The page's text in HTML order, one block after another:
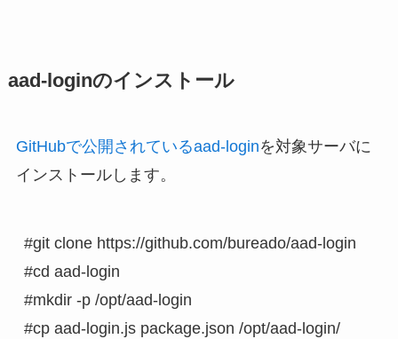
aad-loginのインストール
GitHubで公開されているaad-loginを対象サーバに
インストールします。
#git clone https://github.com/bureado/aad-login
#cd aad-login
#mkdir -p /opt/aad-login
#cp aad-login.js package.json /opt/aad-login/